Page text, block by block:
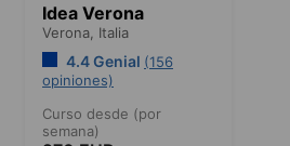
Idea Verona
Verona, Italia
4.4 Genial (156
opiniones)
Curso desde (por
semana)